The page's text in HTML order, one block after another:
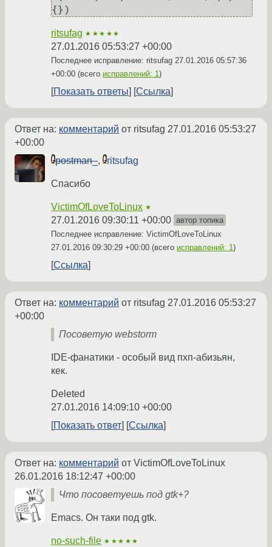
{})
ritsufag ★★★★★
27.01.2016 05:53:27 +00:00
Последнее исправление: ritsufag 27.01.2016 05:57:36
+00:00 (всего исправлений: 1)
Показать ответы Ссылка
Ответ на: комментарий от ritsufag 27.01.2016 05:53:27
+00:00
postman_, ritsufag
Спасибо
VictimOfLoveToLinux ★
27.01.2016 09:30:11 +00:00 автор топика
Последнее исправление: VictimOfLoveToLinux
27.01.2016 09:30:29 +00:00 (всего исправлений: 1)
Ссылка
Ответ на: комментарий от ritsufag 27.01.2016 05:53:27
+00:00
Посоветую webstorm
IDE-фанатики - особый вид пхп-абизьян,
кек.
Deleted
27.01.2016 14:09:10 +00:00
Показать ответ
Ссылка
Ответ на: комментарий от VictimOfLoveToLinux
26.01.2016 18:12:47 +00:00
Что посоветуешь под gtk+?
Emacs. Он таки под gtk.
no-such-file ★★★★★